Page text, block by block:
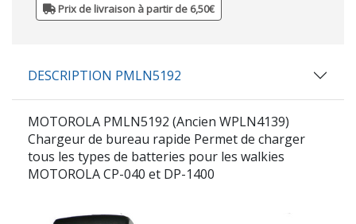
Prix de livraison à partir de 6,50€
DESCRIPTION PMLN5192
MOTOROLA PMLN5192 (Ancien WPLN4139)
Chargeur de bureau rapide Permet de charger
tous les types de batteries pour les walkies
MOTOROLA CP-040 et DP-1400